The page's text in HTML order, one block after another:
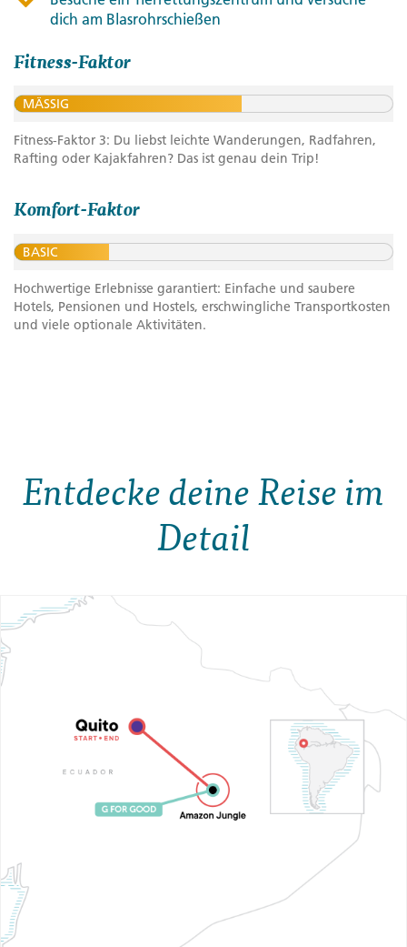
dich am Blasrohrschießen
Fitness-Faktor
MÄSSIG
Fitness-Faktor 3: Du liebst leichte Wanderungen, Radfahren,
Rafting oder Kajakfahren? Das ist genau dein Trip!
Komfort-Faktor
BASIC
Hochwertige Erlebnisse garantiert: Einfache und saubere
Hotels, Pensionen und Hostels, erschwingliche Transportkosten
und viele optionale Aktivitäten.
Entdecke deine Reise im
Detail